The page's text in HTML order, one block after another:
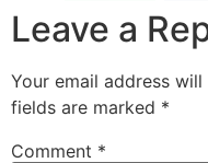
Leave a
Your email address
fields are marked *
Comment *